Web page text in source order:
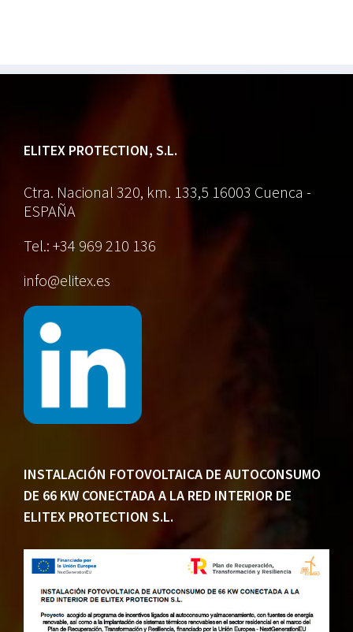
ELITEX PROTECTION, S.L.
Ctra. Nacional 320, km. 133,5 16003 Cuenca -
ESPAÑA
Tel.: +34 969 210 136
info@elitex.es
INSTALACIÓN FOTOVOLTAICA DE AUTOCONSUMO
DE 66 KW CONECTADA A LA RED INTERIOR DE
ELITEX PROTECTION S.L.